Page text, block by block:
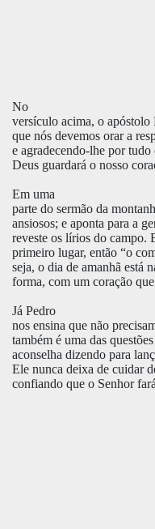
No
versículo acima, o apóstolo
que nós devemos orar a
e agradecendo-lhe por
Deus guardará o nosso
Em uma
parte do sermão da
ansiosos; e aponta para a
reveste os lírios do campo.
primeiro lugar, então “o
seja, o dia de amanhã está
forma, com um coração
Já Pedro
nos ensina que não
também é uma das
aconselha dizendo para
Ele nunca deixa de cuidar
confiando que o Senhor